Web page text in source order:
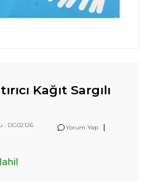
Kağıt Sargılı
: DG02126 Yorum Yap |